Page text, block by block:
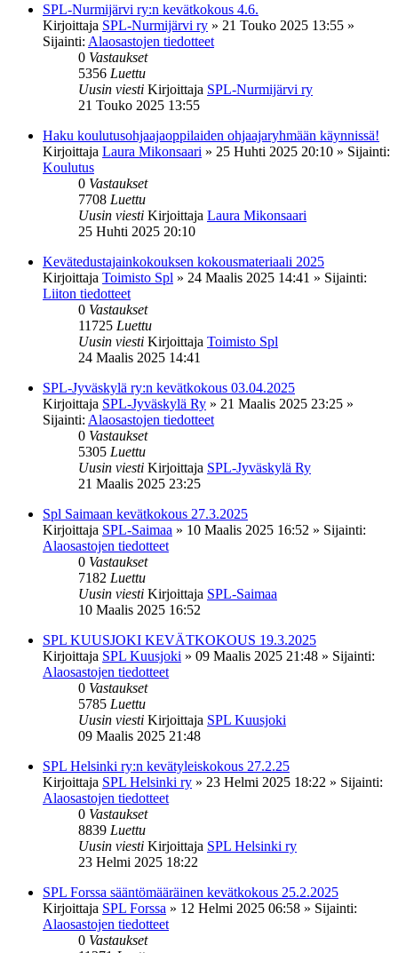
SPL-Nurmijärvi ry:n kevätkokous 4.6.
Kirjoittaja SPL-Nurmijärvi ry » 21 Touko 2025 13:55 »
Sijainti: Alaosastojen tiedotteet
0 Vastaukset
5356 Luettu
Uusin viesti Kirjoittaja SPL-Nurmijärvi ry
21 Touko 2025 13:55
Haku koulutusohjaajaoppilaiden ohjaajaryhmään käynnissä!
Kirjoittaja Laura Mikonsaari » 25 Huhti 2025 20:10 » Sijainti:
Koulutus
0 Vastaukset
7708 Luettu
Uusin viesti Kirjoittaja Laura Mikonsaari
25 Huhti 2025 20:10
Kevätedustajainkokouksen kokousmateriaali 2025
Kirjoittaja Toimisto Spl » 24 Maalis 2025 14:41 » Sijainti:
Liiton tiedotteet
0 Vastaukset
11725 Luettu
Uusin viesti Kirjoittaja Toimisto Spl
24 Maalis 2025 14:41
SPL-Jyväskylä ry:n kevätkokous 03.04.2025
Kirjoittaja SPL-Jyväskylä Ry » 21 Maalis 2025 23:25 »
Sijainti: Alaosastojen tiedotteet
0 Vastaukset
5305 Luettu
Uusin viesti Kirjoittaja SPL-Jyväskylä Ry
21 Maalis 2025 23:25
Spl Saimaan kevätkokous 27.3.2025
Kirjoittaja SPL-Saimaa » 10 Maalis 2025 16:52 » Sijainti:
Alaosastojen tiedotteet
0 Vastaukset
7182 Luettu
Uusin viesti Kirjoittaja SPL-Saimaa
10 Maalis 2025 16:52
SPL KUUSJOKI KEVÄTKOKOUS 19.3.2025
Kirjoittaja SPL Kuusjoki » 09 Maalis 2025 21:48 » Sijainti:
Alaosastojen tiedotteet
0 Vastaukset
5785 Luettu
Uusin viesti Kirjoittaja SPL Kuusjoki
09 Maalis 2025 21:48
SPL Helsinki ry:n kevätyleiskokous 27.2.25
Kirjoittaja SPL Helsinki ry » 23 Helmi 2025 18:22 » Sijainti:
Alaosastojen tiedotteet
0 Vastaukset
8839 Luettu
Uusin viesti Kirjoittaja SPL Helsinki ry
23 Helmi 2025 18:22
SPL Forssa sääntömääräinen kevätkokous 25.2.2025
Kirjoittaja SPL Forssa » 12 Helmi 2025 06:58 » Sijainti:
Alaosastojen tiedotteet
0 Vastaukset